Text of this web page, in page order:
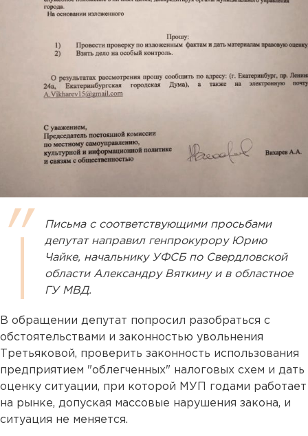
Письма с соответствующими просьбами
депутат направил генпрокурору Юрию
Чайке, начальнику УФСБ по Свердловской
области Александру Вяткину и в областное
ГУ МВД.
В обращении депутат попросил разобраться с
обстоятельствами и законностью увольнения
Третьяковой, проверить законность использования
предприятием "облегченных" налоговых схем и дать
оценку ситуации, при которой МУП годами работает
на рынке, допуская массовые нарушения закона, и
ситуация не меняется.